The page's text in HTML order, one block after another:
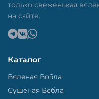
только свеженькая
на сайте.
Каталог
Вяленая Вобла
Сушёная Вобла